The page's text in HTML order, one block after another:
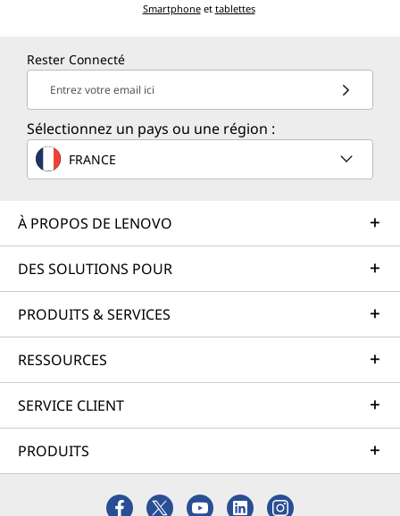
Smartphoneet tablettes
Rester Connecté
Entrez votre email ici
Sélectionnez un pays ou une région :
FRANCE
À PROPOS DE LENOVO
DES SOLUTIONS POUR
PRODUITS & SERVICES
RESSOURCES
SERVICE CLIENT
PRODUITS